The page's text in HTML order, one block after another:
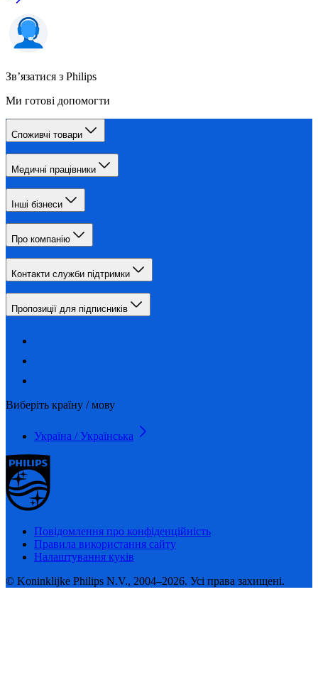
Зв’язатися з Philips
Ми готові допомогти
Споживчі товари
Медичні працівники
Інші бізнеси
Про компанію
Контакти служби підтримки
Пропозиції для підписників
Виберіть країну / мову
Україна / Українська
Повідомлення про конфіденційність
Правила використання сайту
Налаштування куків
© Koninklijke Philips N.V., 2004–2026. Усі права захищені.